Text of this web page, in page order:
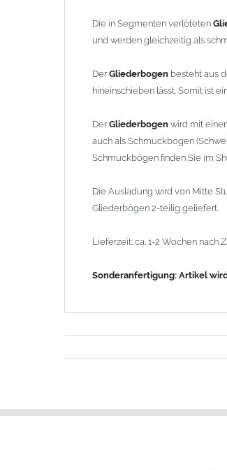
Sonderanfertigung: Artikel wird
Die in Segmenten verlöteten
und werden gleichzeitig als
DerGliederbogen besteht aus
hineinschieben lässt. Somit ist
DerGliederbogen wird mit
auch als Schmuckbogen
Schmuckbögen finden Sie im
Die Ausladung wird von Mitte
Gliederbögen 2-teilig geliefert.
Lieferzeit: ca. 1-2 Wochen nach
Sonderanfertigung: Artikel